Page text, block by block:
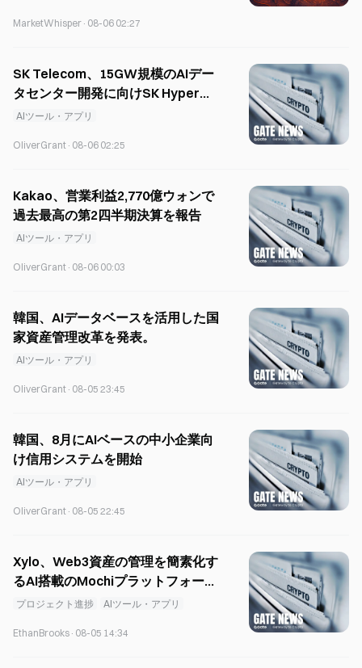
MarketWhisper · 08-06 02:27
SK Telecom、15GW規模のAIデー
タセンター開発に向けSK Hyperを
設立
AIツール・アプリ
OliverGrant · 08-06 02:25
Kakao、営業利益2,770億ウォンで
過去最高の第2四半期決算を報告
AIツール・アプリ
OliverGrant · 08-06 00:03
韓国、AIデータベースを活用した国
家資産管理改革を発表。
AIツール・アプリ
OliverGrant · 08-05 23:45
韓国、8月にAIベースの中小企業向
け信用システムを開始
AIツール・アプリ
OliverGrant · 08-05 22:45
Xylo、Web3資産の管理を簡素化す
るAI搭載のMochiプラットフォーム
を発表
プロジェクト進捗 AIツール・アプリ
EthanBrooks · 08-05 14:34